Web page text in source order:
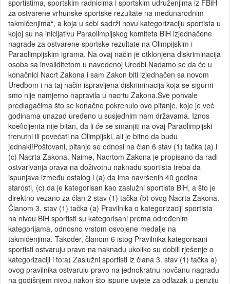
sportistima, sportskim radnicima i sportskim udruženjima iz FBiH
za ostvarene vrhunske sportske rezultate na međunarodnim
takmičenjima“, a koja u sebi sadrži novu kategorizaciju sportista u
kojoj su na inicijativu Paraolimpijskog komiteta BiH izjednačene
nagrade za ostvarene sportske rezultate na Olimpijskim i
Paraolimpijskim igrama. Na ovaj način je otklonjena diskriminacija
osoba sa invaliditetom u navedenoj Uredbi.Nadamo se da će u
konačnici Nacrt Zakona i sam Zakon biti izjednačen sa novom
Uredbom i na taj način ispravljena diskriminacija koja se sigurni
smo nije namjerno napravila u nacrtu Zakona.Sve pohvale
predlagačima što se konačno pokrenulo ovo pitanje, koje je već
godinama unazad uređeno u susjednim nam državama. Iznos
koeficijenta nije bitan, da li će se smanjiti na ovaj Paraolimpijski
trenutni ili povećati na Olimpijski, ali je bitno da budu
jednaki!Poštovani, pitanje se odnosi na član 6 stav (1) tačka (a) i
(c) Nacrta Zakona. Naime, Nacrtom Zakona je propisano da radi
ostvarivanja prava na doživotnu naknadu sportista treba da
ispunjava između ostalog i (a) da ima navršenih 40 godina
starosti, (c) da je kategorisan kao zaslužni sportista BiH, a što je
direktno vezano za član 2 stav (1) tačka (b) ovog Nacrta Zakona.
Članom 3. stav (1) tačka (a) Pravilnika o kategorizaciji sportista
na nivou BiH sportisti su kategorisani prema određenim
kategorijama, odnosno vrstom osvojene medalje na
takmičenjima. Također, članom 6 istog Pravilnika kategorisani
sportisti ostvaruju pravo na naknadu ukoliko su dobili rješenje o
kategorizaciji i to:a) Zaslužni sportisti iz člana 3. stav (1) tačka a)
ovog pravilnika ostvaruju pravo na jednokratnu novčanu nagradu
na godišnjem nivou nakon što ispune uvjete za odlazak u penziju